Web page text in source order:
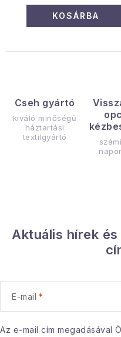
Cseh gyártó
kiváló minőségű
háztartási
textilgyártó
KOSÁRBA
Aktuális hírek
E-mail
Az e-mail cím megadásával